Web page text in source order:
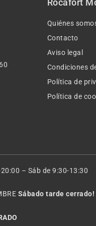
Rocafort
Quiénes
Contacto
Aviso legal
Condiciones
Política de
Política de
– Sáb de 9:30-13:30
Sábado tarde cerrado!